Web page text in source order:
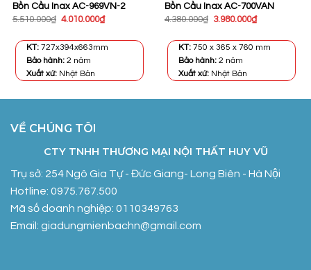
Bồn Cầu Inax AC-969VN-2
5.510.000₫ Giá
5.510.000₫.
4.010.000₫Giá
là:
KT: 727x394x663mm
Bảo hành:2 năm
Xuất xứ: Nhật Bản
Bồn Cầu Inax AC-700VAN
4.380.000₫ Giá
4.380.000₫.
3.980.000₫Giá
là:
KT: 750 x 365 x 760 mm
Bảo hành:2 năm
Xuất xứ: Nhật Bản
VỀ CHÚNG TÔI
CTY TNHH THƯƠNG MẠI NỘI THẤT HUY VŨ
Trụ sở: 254 Ngô Gia Tự - Đức Giang- Long Biên - Hà Nội
Hotline: 0975.767.500
Mã số doanh nghiệp: 0110349763
Email: giadungmienbachn@gmail.com